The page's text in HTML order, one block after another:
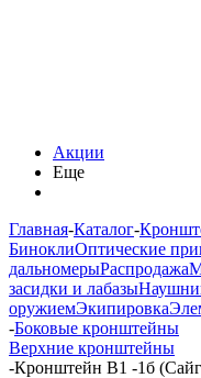
Акции
Еще
Главная-Каталог-
БиноклиОптические
дальномерыРаспродажа
засидки и лабазы
оружиемЭкипировка
-Боковые кронштейны
Верхние кронштейны
-Кронштейн В1 -1б